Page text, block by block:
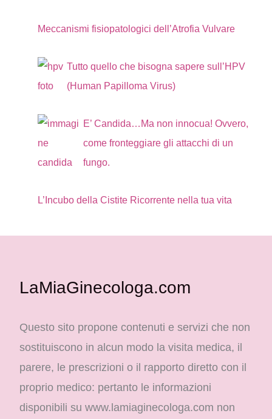
Meccanismi fisiopatologici dell’Atrofia Vulvare
Tutto quello che bisogna sapere sull’HPV
(Human Papilloma Virus)
E’ Candida…Ma non innocua! Ovvero,
come fronteggiare gli attacchi di un
fungo.
L’Incubo della Cistite Ricorrente nella tua vita
LaMiaGinecologa.com
Questo sito propone contenuti e servizi che non
sostituiscono in alcun modo la visita medica, il
parere, le prescrizioni o il rapporto diretto con il
proprio medico: pertanto le informazioni
disponibili su www.lamiaginecologa.com non